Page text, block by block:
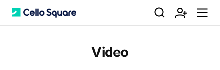
C 검 회 m
Video